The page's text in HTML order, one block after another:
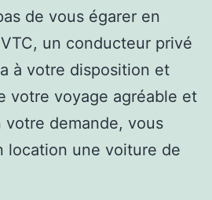
de vous égarer en
un conducteur privé
à votre disposition et
votre voyage agréable et
votre demande, vous
location une voiture de